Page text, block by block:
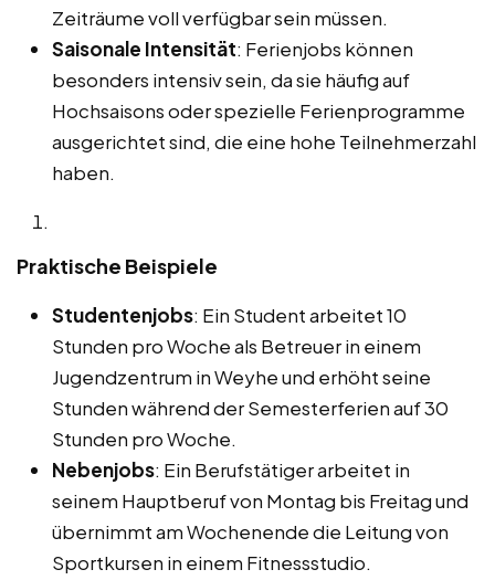
Zeiträume voll verfügbar sein müssen.
Saisonale Intensität: Ferienjobs können
besonders intensiv sein, da sie häufig auf
Hochsaisons oder spezielle Ferienprogramme
ausgerichtet sind, die eine hohe Teilnehmerzahl
haben.
Praktische Beispiele
Studentenjobs: Ein Student arbeitet 10
Stunden pro Woche als Betreuer in einem
Jugendzentrum in Weyhe und erhöht seine
Stunden während der Semesterferien auf 30
Stunden pro Woche.
Nebenjobs: Ein Berufstätiger arbeitet in
seinem Hauptberuf von Montag bis Freitag und
übernimmt am Wochenende die Leitung von
Sportkursen in einem Fitnessstudio.